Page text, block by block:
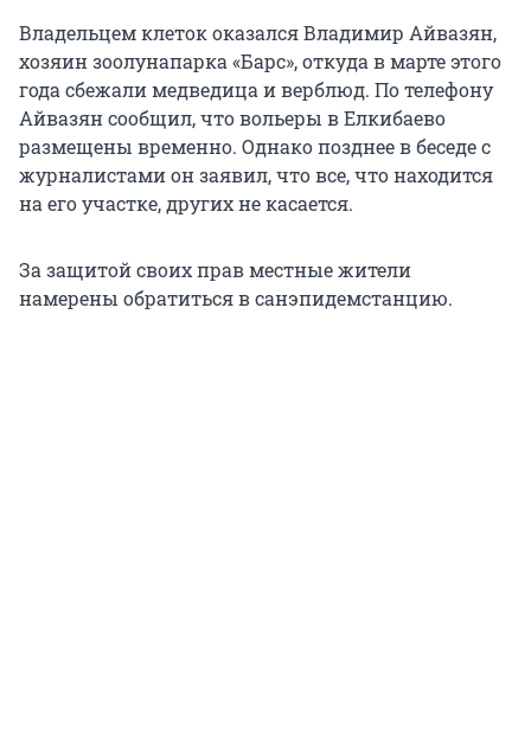
Владельцем клеток оказался Владимир Айвазян,
хозяин зоолунапарка «Барс», откуда в марте этого
года сбежали медведица и верблюд. По телефону
Айвазян сообщил, что вольеры в Елкибаево
размещены временно. Однако позднее в беседе с
журналистами он заявил, что все, что находится
на его участке, других не касается.
За защитой своих прав местные жители
намерены обратиться в санэпидемстанцию.